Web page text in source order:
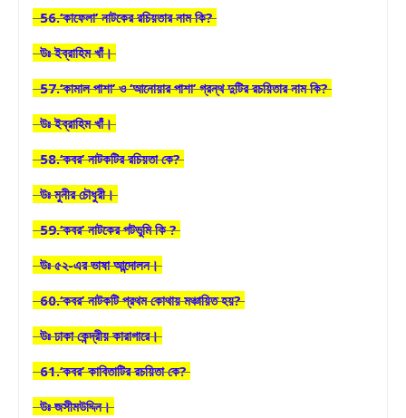
56.‘কাফেলা’ নাটকের রচিয়তার নাম কি?
উঃ ইব্রাহিম খাঁ।
57.‘কামাল পাশা’ ও ‘আনোয়ার পাশা’ গ্রন্থ দুটির রচয়িতার নাম কি?
উঃ ইব্রাহিম খাঁ।
58.‘কবর’ নাটকটির রচিয়তা কে?
উঃ মুনীর চৌধুরী।
59.‘কবর’ নাটকের পটভুমি কি ?
উঃ ৫২-এর ভাষা আন্দোলন।
60.‘কবর’ নাটকটি প্রথম কোথায় মঞ্চায়িত হয়?
উঃ ঢাকা কেন্দ্রীয় কারাগারে।
61.‘কবর’ কাবিতাটির রচয়িতা কে?
উঃ জসীমউদ্দিন।